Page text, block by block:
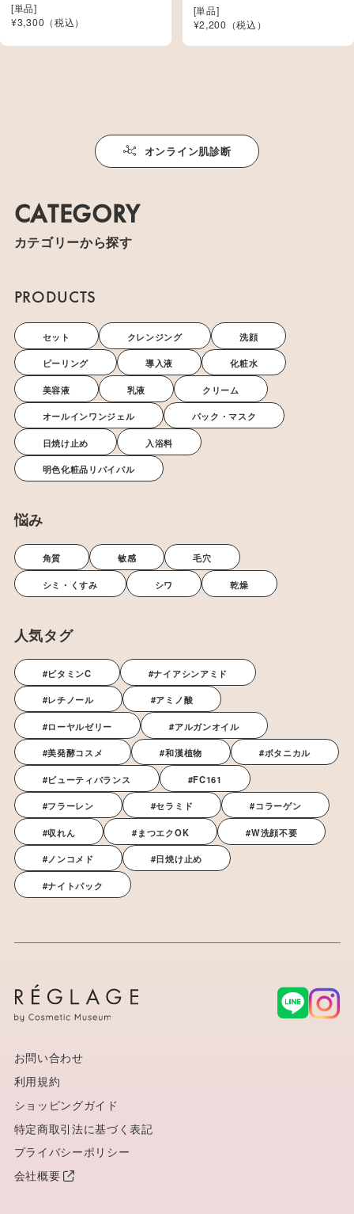
[単品]
¥3,300 （税込）
[単品]
¥2,200 （税込）
オンライン肌診断
CATEGORY
カテゴリーから探す
PRODUCTS
セット クレンジング 洗顔
ピーリング 導入液 化粧水
美容液 乳液 クリーム
オールインワンジェル パック・マスク
日焼け止め 入浴料
明色化粧品リバイバル
悩み
角質 敏感 毛穴
シミ・くすみ シワ 乾燥
人気タグ
#ビタミンC #ナイアシンアミド
#レチノール #アミノ酸
#ローヤルゼリー #アルガンオイル
#美発酵コスメ #和漢植物 #ボタニカル
#ビューティバランス #FC161
#フラーレン #セラミド #コラーゲン
#収れん #まつエクOK #W洗顔不要
#ノンコメド #日焼け止め
#ナイトパック
お問い合わせ
利用規約
ショッピングガイド
特定商取引法に基づく表記
プライバシーポリシー
会社概要